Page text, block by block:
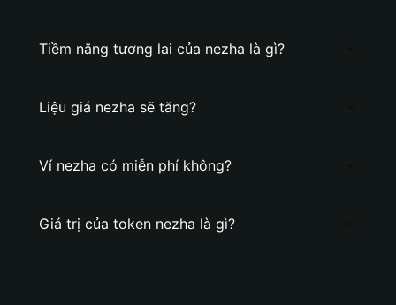
Tiềm năng tương lai của nezha là gì?
Liệu giá nezha sẽ tăng?
Ví nezha có miễn phí không?
Giá trị của token nezha là gì?